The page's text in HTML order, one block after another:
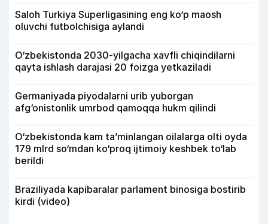
Saloh Turkiya Superligasining eng ko‘p maosh
oluvchi futbolchisiga aylandi
O‘zbekistonda 2030-yilgacha xavfli chiqindilarni
qayta ishlash darajasi 20 foizga yetkaziladi
Germaniyada piyodalarni urib yuborgan
afg‘onistonlik umrbod qamoqqa hukm qilindi
O‘zbekistonda kam ta’minlangan oilalarga olti oyda
179 mlrd so‘mdan ko‘proq ijtimoiy keshbek to‘lab
berildi
Braziliyada kapibaralar parlament binosiga bostirib
kirdi (video)